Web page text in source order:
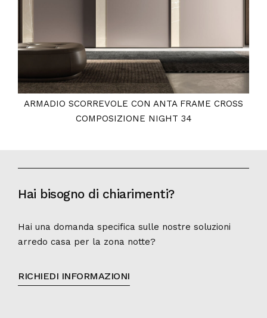
ARMADIO SCORREVOLE CON ANTA FRAME CROSS
COMPOSIZIONE NIGHT 34
Hai bisogno di chiarimenti?
Hai una domanda specifica sulle nostre soluzioni
arredo casa per la zona notte?
RICHIEDI INFORMAZIONI